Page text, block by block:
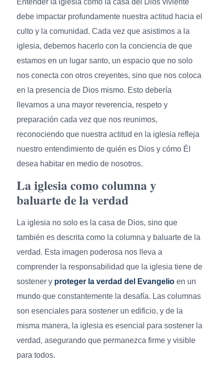
debe impactar profundamente nuestra actitud hacia el
culto y la comunidad. Cada vez que asistimos a la
iglesia, debemos hacerlo con la conciencia de que
estamos en un lugar santo, un espacio que no solo
nos conecta con otros creyentes, sino que nos coloca
en la presencia de Dios mismo. Esto debería
llevarnos a una mayor reverencia, respeto y
preparación cada vez que nos reunimos,
reconociendo que nuestra actitud en la iglesia refleja
nuestro entendimiento de quién es Dios y cómo Él
desea habitar en medio de nosotros.
La iglesia como columna y
baluarte de la verdad
La iglesia no solo es la casa de Dios, sino que
también es descrita como la columna y baluarte de la
verdad. Esta imagen poderosa nos lleva a
comprender la responsabilidad que la iglesia tiene de
sostener y proteger la verdad del Evangelioen un
mundo que constantemente la desafía. Las columnas
son esenciales para sostener un edificio, y de la
misma manera, la iglesia es esencial para sostener la
verdad, asegurando que permanezca firme y visible
para todos.